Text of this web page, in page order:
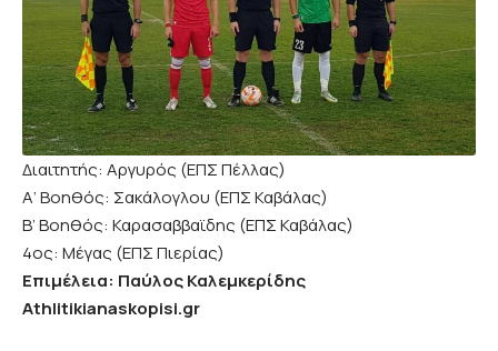
Διαιτητής: Αργυρός (ΕΠΣ Πέλλας)
Α’ Βοηθός: Σακάλογλου (ΕΠΣ Καβάλας)
Β’ Βοηθός: Καρασαββαϊδης (ΕΠΣ Καβάλας)
4ος: Μέγας (ΕΠΣ Πιερίας)
Επιμέλεια: Παύλος Καλεμκερίδης
Athlitikianaskopisi.gr